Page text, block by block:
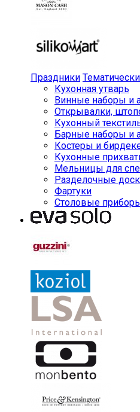
Праздники
Кухонная утварь
Винные наборы и
Открывалки,
Кухонный
Барные наборы и
Костеры и
Кухонные
Мельницы для
Разделочные
Фартуки
Столовые